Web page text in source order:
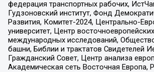
федерация транспортных рабочих,
Гудзоновский институт, Фонд
Развития, Комитет-2024, Центрально-
университет, Центр
международных исследований,
башни, Библии и трактатов Свидетелей
Гражданский Совет, Центр анализа
Академическая сеть Восточная Европа,